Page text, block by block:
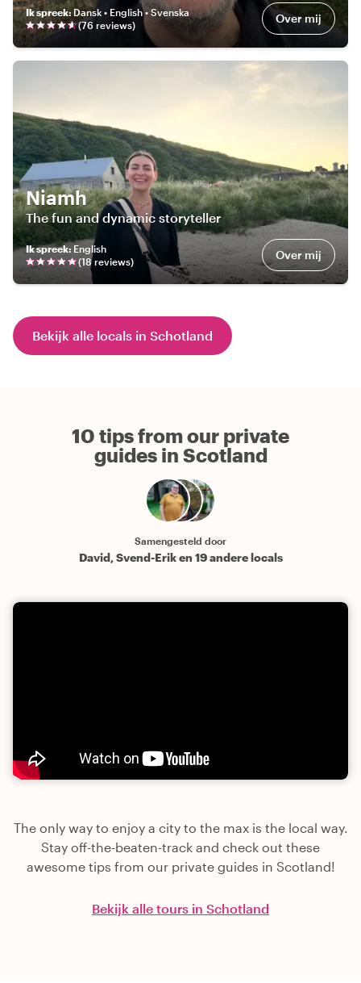
Ik spreek: Dansk • English • Svenska
(76 reviews) Over mij
Niamh
The fun and dynamic storyteller
Ik spreek: English
(18reviews) Over mij
Bekijk alle locals in Schotland
10 tips from our private
guides in Scotland
Samengesteld door
David, Svend-Erik en 19 andere locals
The only way to enjoy a city to the max is the local way.
Stay off-the-beaten-track and check out these
awesome tips from our private guides in Scotland!
Bekijk alle tours in Schotland